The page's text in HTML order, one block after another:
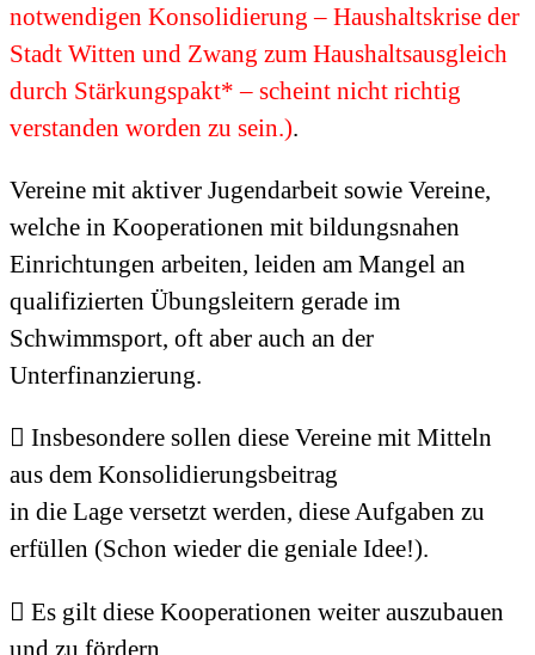
notwendigen Konsolidierung – Haushaltskrise der
Stadt Witten und Zwang zum Haushaltsausgleich
durch Stärkungspakt* – scheint nicht richtig
verstanden worden zu sein.).
Vereine mit aktiver Jugendarbeit sowie Vereine,
welche in Kooperationen mit bildungsnahen
Einrichtungen arbeiten, leiden am Mangel an
qualifizierten Übungsleitern gerade im
Schwimmsport, oft aber auch an der
Unterfinanzierung.
 Insbesondere sollen diese Vereine mit Mitteln
aus dem Konsolidierungsbeitrag
in die Lage versetzt werden, diese Aufgaben zu
erfüllen (Schon wieder die geniale Idee!).
 Es gilt diese Kooperationen weiter auszubauen
und zu fördern.